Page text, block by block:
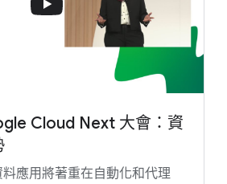
Cloud Next 大會：資
應用將著重在自動化和代理